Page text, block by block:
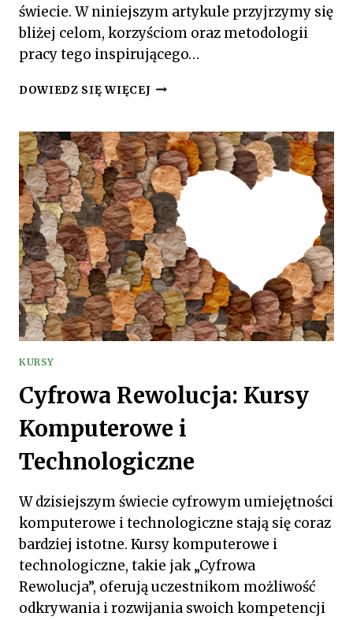
świecie. W niniejszym artykule przyjrzymy się
bliżej celom, korzyściom oraz metodologii
pracy tego inspirującego…
DOWIEDZ SIĘ WIĘCEJODKRYJ
JĘZYKOWE
I
KULTUROWE
DLA
MIŁOŚNIKÓW
PODRÓŻY
KURSY
Cyfrowa Rewolucja: Kursy
Komputerowe i
Technologiczne
W dzisiejszym świecie cyfrowym umiejętności
komputerowe i technologiczne stają się coraz
bardziej istotne. Kursy komputerowe i
technologiczne, takie jak „Cyfrowa
Rewolucja”, oferują uczestnikom możliwość
odkrywania i rozwijania swoich kompetencji